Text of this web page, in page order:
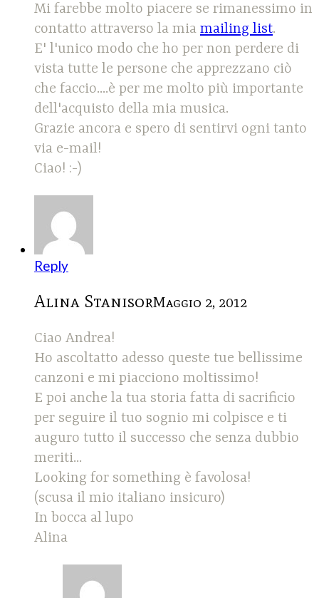
Mi farebbe molto piacere se rimanessimo in
contatto attraverso la mia mailing list.
E' l'unico modo che ho per non perdere di
vista tutte le persone che apprezzano ciò
che faccio....è per me molto più importante
dell'acquisto della mia musica.
Grazie ancora e spero di sentirvi ogni tanto
via e-mail!
Ciao! :-)
Reply
Alina StanisorMaggio 2, 2012
Ciao Andrea!
Ho ascoltatto adesso queste tue bellissime
canzoni e mi piacciono moltissimo!
E poi anche la tua storia fatta di sacrificio
per seguire il tuo sognio mi colpisce e ti
auguro tutto il successo che senza dubbio
meriti...
Looking for something è favolosa!
(scusa il mio italiano insicuro)
In bocca al lupo
Alina